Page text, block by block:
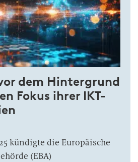
dem Hintergrund
Fokus ihrer IKT-
kündigte die Europäische
(EBA)